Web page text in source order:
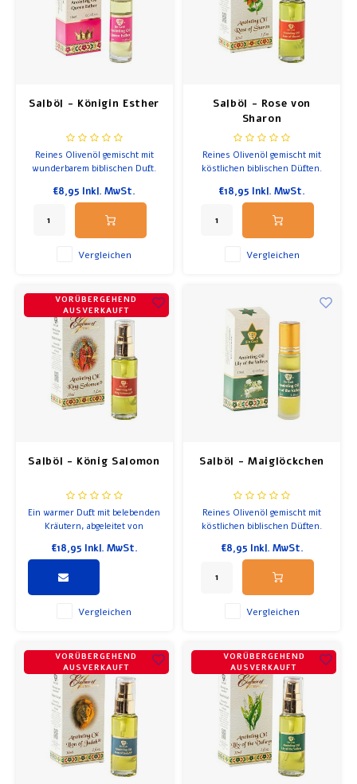
Salböl - Königin Esther
Reines Olivenöl gemischt mit
wunderbarem biblischen Duft.
Vanillenoten. Inhalt 10ml.
Flasche mit Rolle
€8,95 Inkl. MwSt.
Vergleichen
Salböl - Rose von
Sharon
Reines Olivenöl gemischt mit
köstlichen biblischen Düften.
Rosenduft.
€18,95 Inkl. MwSt.
Vergleichen
VORÜBERGEHEND
AUSVERKAUFT
Salböl - König Salomon
Ein warmer Duft mit belebenden
Kräutern, abgeleitet von
Pflanzen aus den Bergen
€18,95 Inkl. MwSt.
Vergleichen
Salböl - Maiglöckchen
Reines Olivenöl gemischt mit
köstlichen biblischen Düften.
beruhigend ist. Inhalt 10 ml,
€8,95 Inkl. MwSt.
Vergleichen
VORÜBERGEHEND
AUSVERKAUFT
VORÜBERGEHEND
AUSVERKAUFT